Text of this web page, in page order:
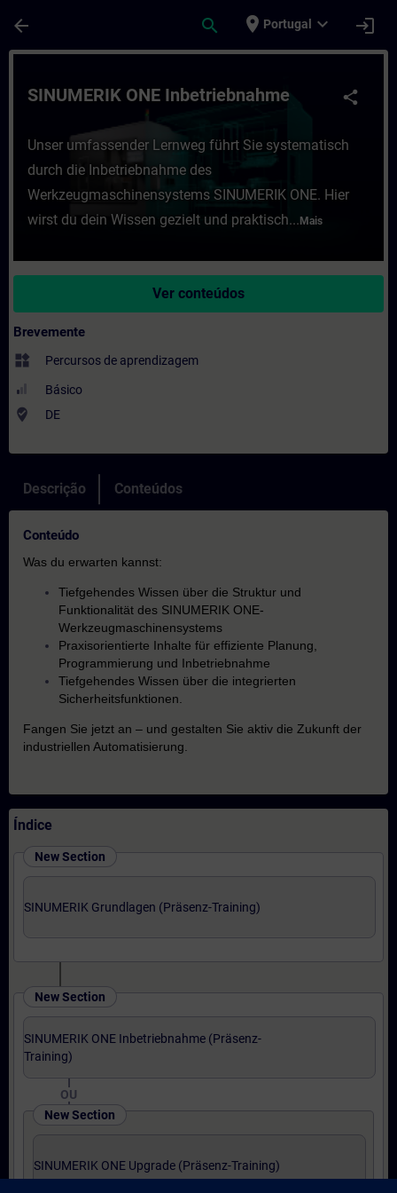
arrow_back search place Portugal expand_more login
share
SINUMERIK ONE Inbetriebnahme
Unser umfassender Lernweg führt Sie systematisch
durch die Inbetriebnahme des
Werkzeugmaschinensystems SINUMERIK ONE. Hier
wirst du dein Wissen gezielt und praktisch... Mais
Ver conteúdos
Brevemente
widgets Percursos de aprendizagem
Básico
where_to_vote DE
Descrição Conteúdos
Conteúdo
Was du erwarten kannst:
Tiefgehendes Wissen über die Struktur und
Funktionalität des SINUMERIK ONE-
Werkzeugmaschinensystems
Praxisorientierte Inhalte für effiziente Planung,
Programmierung und Inbetriebnahme
Tiefgehendes Wissen über die integrierten
Sicherheitsfunktionen.
Fangen Sie jetzt an – und gestalten Sie aktiv die Zukunft der
industriellen Automatisierung.
Índice
New Section
SINUMERIK Grundlagen (Präsenz-Training)
New Section
SINUMERIK ONE Inbetriebnahme (Präsenz-
Training)
OU
New Section
SINUMERIK ONE Upgrade (Präsenz-Training)